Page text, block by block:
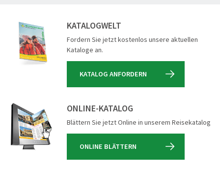
KATALOGWELT
Fordern Sie jetzt kostenlos unsere aktuellen
Kataloge an.
KATALOG ANFORDERN
ONLINE-KATALOG
Blättern Sie jetzt Online in unserem Reisekatalog
ONLINE BLÄTTERN